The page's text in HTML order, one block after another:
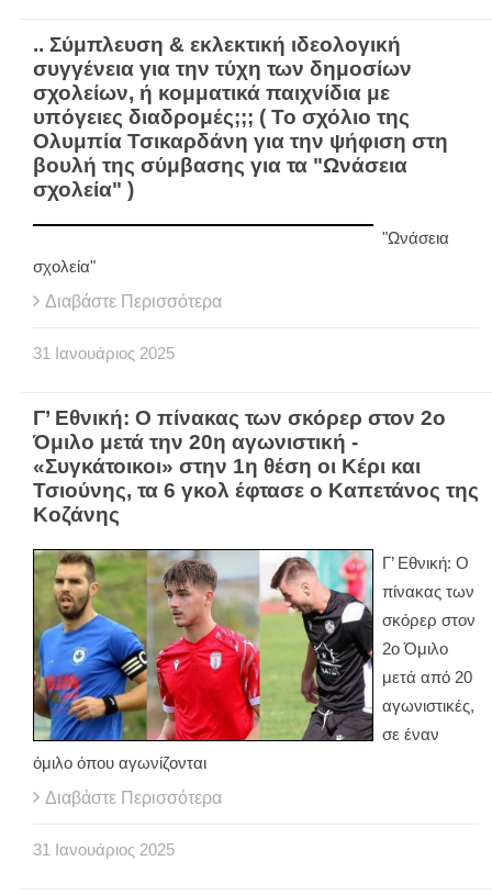
.. Σύμπλευση & εκλεκτική ιδεολογική
συγγένεια για την τύχη των δημοσίων
σχολείων, ή κομματικά παιχνίδια με
υπόγειες διαδρομές;;; ( Το σχόλιο της
Ολυμπία Τσικαρδάνη για την ψήφιση στη
βουλή της σύμβασης για τα "Ωνάσεια
σχολεία" )
"Ωνάσεια
σχολεία"
Διαβάστε Περισσότερα
31 Ιανουάριος 2025
Γ’ Εθνική: Ο πίνακας των σκόρερ στον 2ο
Όμιλο μετά την 20η αγωνιστική -
«Συγκάτοικοι» στην 1η θέση οι Κέρι και
Τσιούνης, τα 6 γκολ έφτασε ο Καπετάνος της
Κοζάνης
Γ’ Εθνική: Ο
πίνακας των
σκόρερ στον
2ο Όμιλο
μετά από 20
αγωνιστικές,
σε έναν
όμιλο όπου αγωνίζονται
Διαβάστε Περισσότερα
31 Ιανουάριος 2025